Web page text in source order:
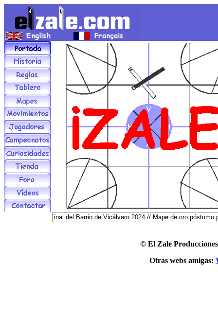
© El Zale
Otras webs amigas: